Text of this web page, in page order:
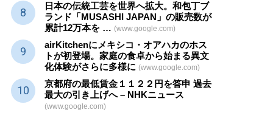
日本の伝統工芸を世界へ拡大。和包丁ブ
ランド「MUSASHI JAPAN」の販売数が
累計12万本を … (www.google.com)
airKitchenにメキシコ・オアハカのホス
トが初登場。家庭の食卓から始まる異文
化体験がさらに多様に (www.google.com)
京都府の最低賃金１１２２円を答申 過去
最大の引き上げへ – NHKニュース
(www.google.com)